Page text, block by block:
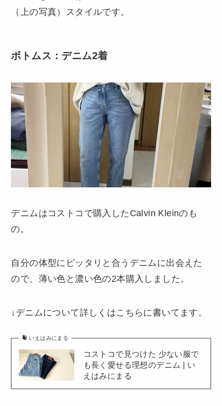
（上の写真）スタイルです。
ボトムス：デニム2着
デニムはコストコで購入したCalvin Kleinのも
の。
自分の体型にピッタリと合うデニムに出会えた
ので、薄い色と濃い色の2本購入しました。
↓デニムについて詳しくはこちらに書いてます。
いえはみにまる
コストコで見つけた 少ない服で
も長く愛せる理想のデニム | い
えはみにまる